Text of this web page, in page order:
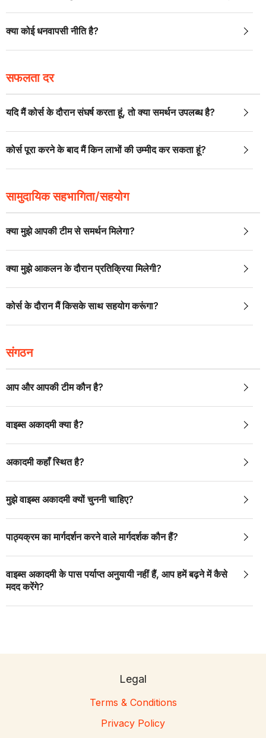
क्या कोई धनवापसी नीति है?
सफलता दर
यदि मैं कोर्स के दौरान संघर्ष करता हूं, तो क्या समर्थन उपलब्ध है?
कोर्स पूरा करने के बाद मैं किन लाभों की उम्मीद कर सकता हूं?
सामुदायिक सहभागिता/सहयोग
क्या मुझे आपकी टीम से समर्थन मिलेगा?
क्या मुझे आकलन के दौरान प्रतिक्रिया मिलेगी?
कोर्स के दौरान मैं किसके साथ सहयोग करूंगा?
संगठन
आप और आपकी टीम कौन है?
वाइब्स अकादमी क्या है?
अकादमी कहाँ स्थित है?
मुझे वाइब्स अकादमी क्यों चुननी चाहिए?
पाठ्यक्रम का मार्गदर्शन करने वाले मार्गदर्शक कौन हैं?
वाइब्स अकादमी के पास पर्याप्त अनुयायी नहीं हैं, आप हमें बढ़ने में कैसे
मदद करेंगे?
Legal
Terms & Conditions
Privacy Policy